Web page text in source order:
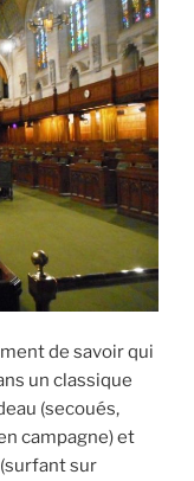
de savoir qui
un classique
(secoués,
campagne) et
sur